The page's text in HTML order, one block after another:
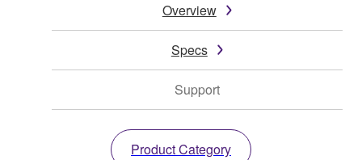
Overview
Specs
Support
Product Category